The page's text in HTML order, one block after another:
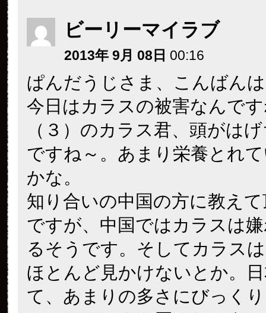
ビーリーマイラブ
2013年 9月 08日 00:16
ぱんだうじさま、こんばん
今日はカラスの被害なんで
（３）のカラス君、頭がは
ですね～。あまり栄養とれ
かな。
知り合いの中国の方に教え
ですが、中国ではカラスは
るそうです。そしてカラス
ほとんど見かけないとか。
て、あまりの多さにびっく